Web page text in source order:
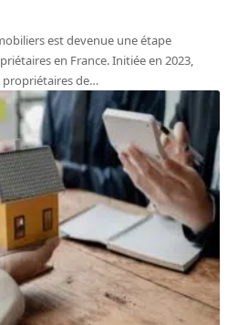
est devenue une étape
en France. Initiée en 2023,
de…